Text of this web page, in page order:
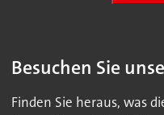
Besuchen Sie
Finden Sie heraus, was